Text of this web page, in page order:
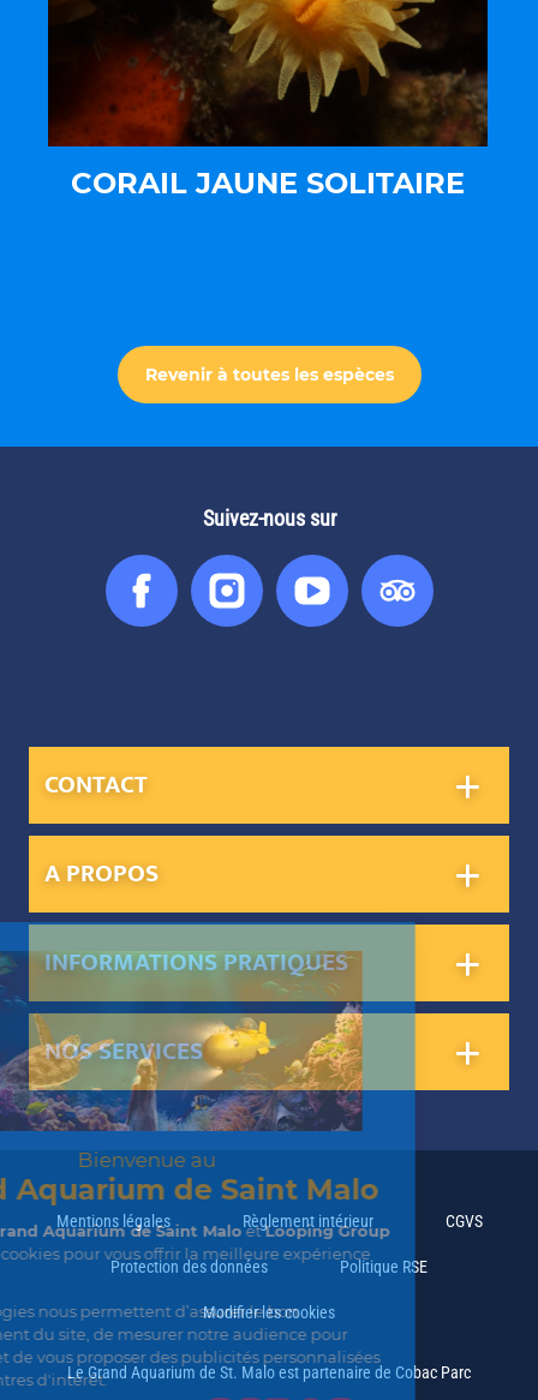
CORAIL JAUNE SOLITAIRE
Revenir à toutes les espèces
Suivez-nous sur
FacebookInstagram
You
Tube
CONTACT
A PROPOS
INFORMATIONS PRATIQUES
NOS SERVICES
Mentions légales Règlement intérieur CGVS
Protection des données Politique RSE
Modifier les cookies
Le Grand Aquarium de St. Malo est partenaire de Cobac Parc